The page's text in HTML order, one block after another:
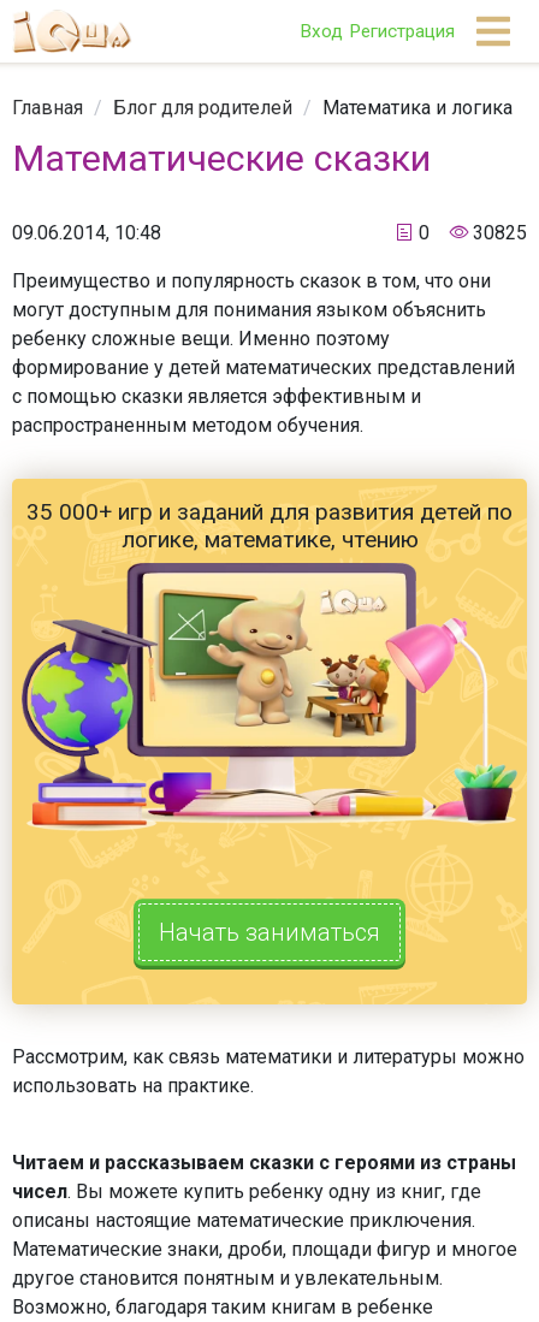
Вход Регистрация
Главная / Блог для родителей / Математика и логика
Математические сказки
09.06.2014, 10:48 0 30825
Преимущество и популярность сказок в том, что они
могут доступным для понимания языком объяснить
ребенку сложные вещи. Именно поэтому
формирование у детей математических представлений
с помощью сказки является эффективным и
распространенным методом обучения.
35 000+ игр и заданий для развития детей по
логике, математике, чтению
Начать заниматься
Рассмотрим, как связь математики и литературы можно
использовать на практике.
Читаем и рассказываем сказки с героями из страны
чисел. Вы можете купить ребенку одну из книг, где
описаны настоящие математические приключения.
Математические знаки, дроби, площади фигур и многое
другое становится понятным и увлекательным.
Возможно, благодаря таким книгам в ребенке